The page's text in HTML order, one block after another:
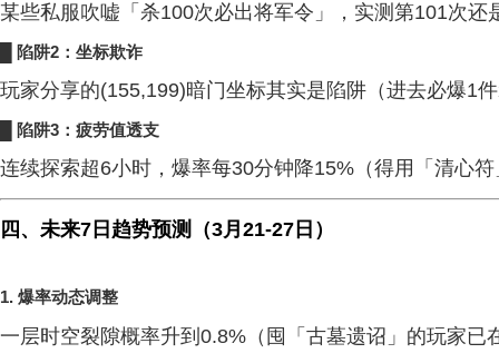
某些私服吹嘘「杀100次必出将军令」，实测第101次还
█ 陷阱2：坐标欺诈
玩家分享的(155,199)暗门坐标其实是陷阱（进去必爆1
█ 陷阱3：疲劳值透支
连续探索超6小时，爆率每30分钟降15%（得用「清心
四、未来7日趋势预测（3月21-27日）
1. 爆率动态调整
一层时空裂隙概率升到0.8%（囤「古墓遗诏」的玩家已